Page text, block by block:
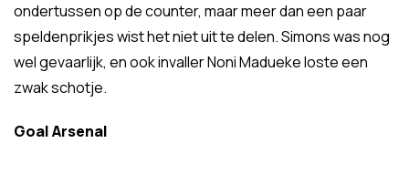
ondertussen op de counter, maar meer dan een paar
speldenprikjes wist het niet uit te delen. Simons was nog
wel gevaarlijk, en ook invaller Noni Madueke loste een
zwak schotje.
Goal Arsenal